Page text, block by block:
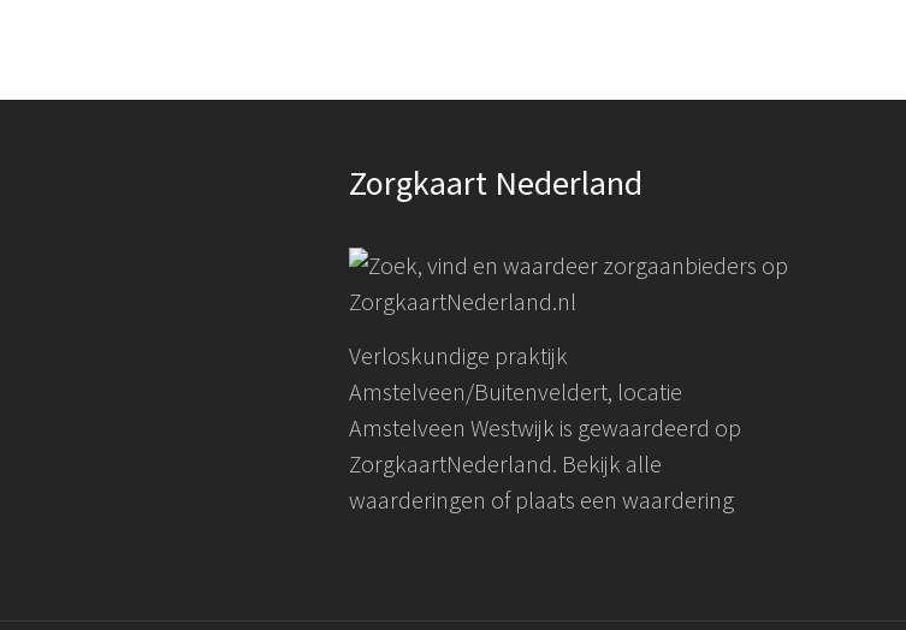
Zorgkaart Nederland
Verloskundige praktijk
Amstelveen/Buitenveldert, locatie
Amstelveen Westwijk is gewaardeerd op
ZorgkaartNederland. Bekijk alle
waarderingen of plaats een waardering